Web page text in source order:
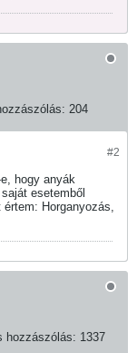
204
#2
hogy anyák
esetemből
Horganyozás,
hozzászólás: 1337